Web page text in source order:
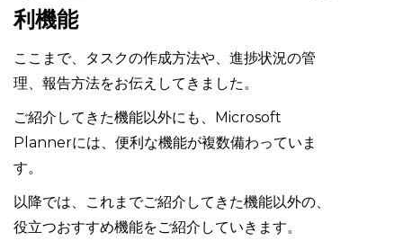
利機能
ここまで、タスクの作成方法や、進捗状況の管
理、報告方法をお伝えしてきました。
ご紹介してきた機能以外にも、Microsoft
Plannerには、便利な機能が複数備わっていま
す。
以降では、これまでご紹介してきた機能以外の、
役立つおすすめ機能をご紹介していきます。